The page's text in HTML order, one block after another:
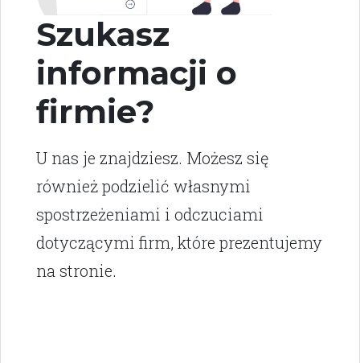
Szukasz
informacji o
firmie?
U nas je znajdziesz. Możesz się
również podzielić własnymi
spostrzeżeniami i odczuciami
dotyczącymi firm, które prezentujemy
na stronie.